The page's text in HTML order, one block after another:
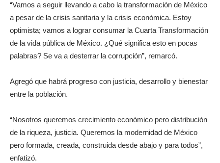
“Vamos a seguir llevando a cabo la transformación de México
a pesar de la crisis sanitaria y la crisis económica. Estoy
optimista; vamos a lograr consumar la Cuarta Transformación
de la vida pública de México. ¿Qué significa esto en pocas
palabras? Se va a desterrar la corrupción”, remarcó.
Agregó que habrá progreso con justicia, desarrollo y bienestar
entre la población.
“Nosotros queremos crecimiento económico pero distribución
de la riqueza, justicia. Queremos la modernidad de México
pero formada, creada, construida desde abajo y para todos”,
enfatizó.